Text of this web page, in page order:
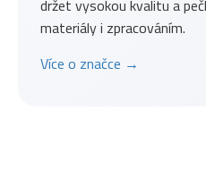
držet vysokou kvalitu a
materiály i zpracováním.
Více o značce →